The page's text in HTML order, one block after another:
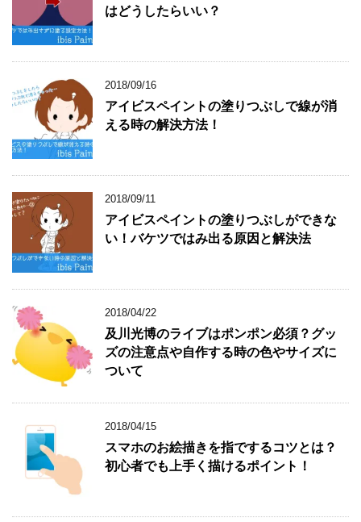
はどうしたらいい？
2018/09/16
アイビスペイントの塗りつぶしで線が消
える時の解決方法！
2018/09/11
アイビスペイントの塗りつぶしができな
い！バケツではみ出る原因と解決法
2018/04/22
及川光博のライブはポンポン必須？グッ
ズの注意点や自作する時の色やサイズに
ついて
2018/04/15
スマホのお絵描きを指でするコツとは？
初心者でも上手く描けるポイント！